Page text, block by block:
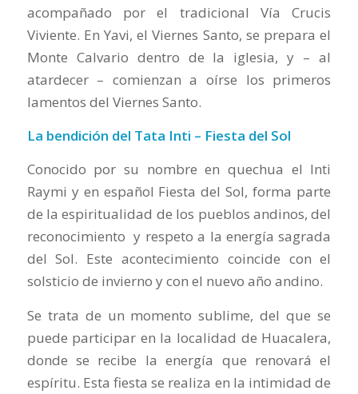
acompañado por el tradicional Vía Crucis
Viviente. En Yavi, el Viernes Santo, se prepara el
Monte Calvario dentro de la iglesia, y – al
atardecer – comienzan a oírse los primeros
lamentos del Viernes Santo.
La bendición del Tata Inti – Fiesta del Sol
Conocido por su nombre en quechua el Inti
Raymi y en español Fiesta del Sol, forma parte
de la espiritualidad de los pueblos andinos, del
reconocimiento y respeto a la energía sagrada
del Sol. Este acontecimiento coincide con el
solsticio de invierno y con el nuevo año andino.
Se trata de un momento sublime, del que se
puede participar en la localidad de Huacalera,
donde se recibe la energía que renovará el
espíritu. Esta fiesta se realiza en la intimidad de